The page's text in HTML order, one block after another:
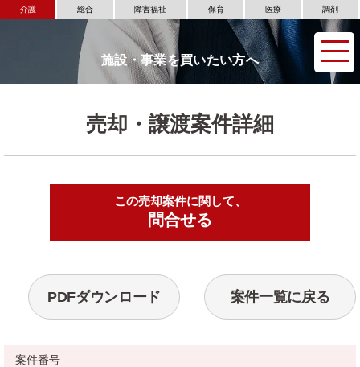
介護 総合 障害福祉 保育 医療 調剤
施設・事業を買いたい方へ
売却・譲渡案件詳細
この売却案件に関して、
問合せる
PDFダウンロード 案件一覧に戻る
案件番号